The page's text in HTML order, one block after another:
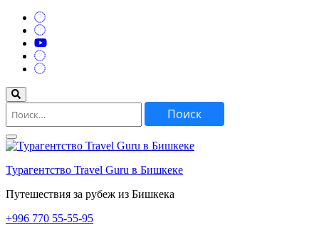
Перейти
содержимому
(нажмите
Enter)
Найти:
Турагентство Travel Guru в Бишкеке
Путешествия за рубеж из Бишкека
+996 770 55-55-95